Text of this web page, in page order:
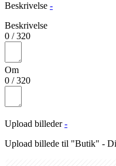
Beskrivelse -
Beskrivelse
0 /320
Om
0 /320
Upload billeder -
Upload billede til "Butik" -